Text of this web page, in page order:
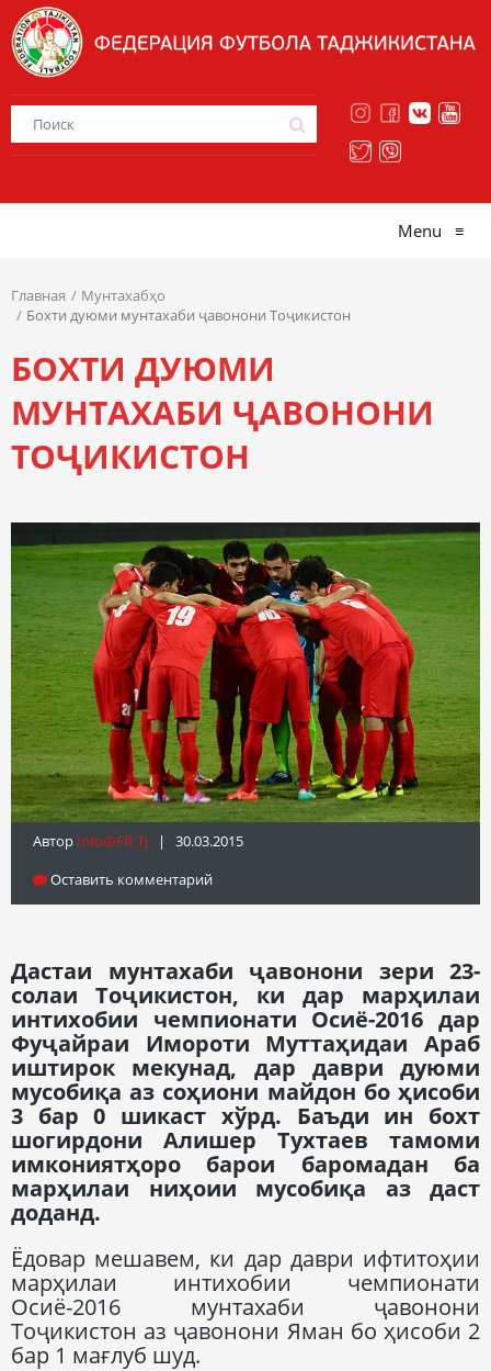
Menu ≡
Главная
Мунтахабҳо
Бохти дуюми мунтахаби ҷавонони Тоҷикистон
БОХТИ ДУЮМИ
МУНТАХАБИ ҶАВОНОНИ
ТОҶИКИСТОН
Автор Info@fft.tj | 30.03.2015
Оставить комментарий
Дастаи мунтахаби ҷавонони зери 23-
солаи Тоҷикистон, ки дар марҳилаи
интихобии чемпионати Осиё-2016 дар
Фуҷайраи Имороти Муттаҳидаи Араб
иштирок мекунад, дар даври дуюми
мусобиқа аз соҳиони майдон бо ҳисоби
3 бар 0 шикаст хўрд. Баъди ин бохт
шогирдони Алишер Тухтаев тамоми
имкониятҳоро барои баромадан ба
марҳилаи ниҳоии мусобиқа аз даст
доданд.
Ёдовар мешавем, ки дар даври ифтитоҳии
марҳилаи интихобии чемпионати
Осиё-2016 мунтахаби ҷавонони
Тоҷикистон аз ҷавонони Яман бо ҳисоби 2
бар 1 мағлуб шуд.